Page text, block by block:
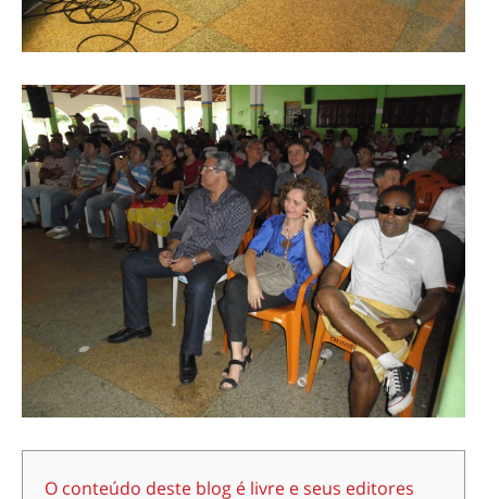
O conteúdo deste blog é livre e seus editores